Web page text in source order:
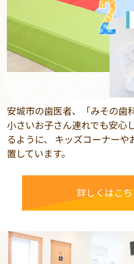
安城市の歯医者、「みその歯
小さいお子さん連れでも安心
るように、
キッズコーナーや
置しています。
詳しくはこち